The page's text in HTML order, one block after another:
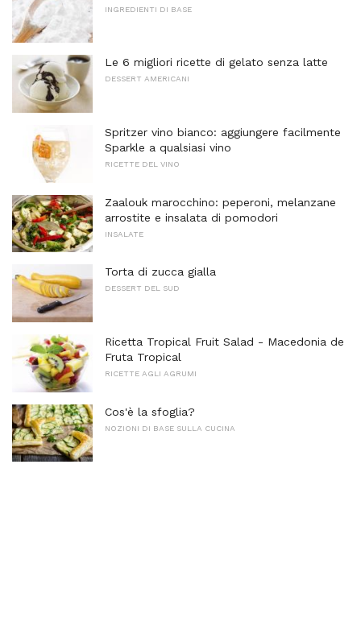
INGREDIENTI DI BASE
Le 6 migliori ricette di gelato senza latte
DESSERT AMERICANI
Spritzer vino bianco: aggiungere facilmente
Sparkle a qualsiasi vino
RICETTE DEL VINO
Zaalouk marocchino: peperoni, melanzane
arrostite e insalata di pomodori
INSALATE
Torta di zucca gialla
DESSERT DEL SUD
Ricetta Tropical Fruit Salad - Macedonia de
Fruta Tropical
RICETTE AGLI AGRUMI
Cos'è la sfoglia?
NOZIONI DI BASE SULLA CUCINA